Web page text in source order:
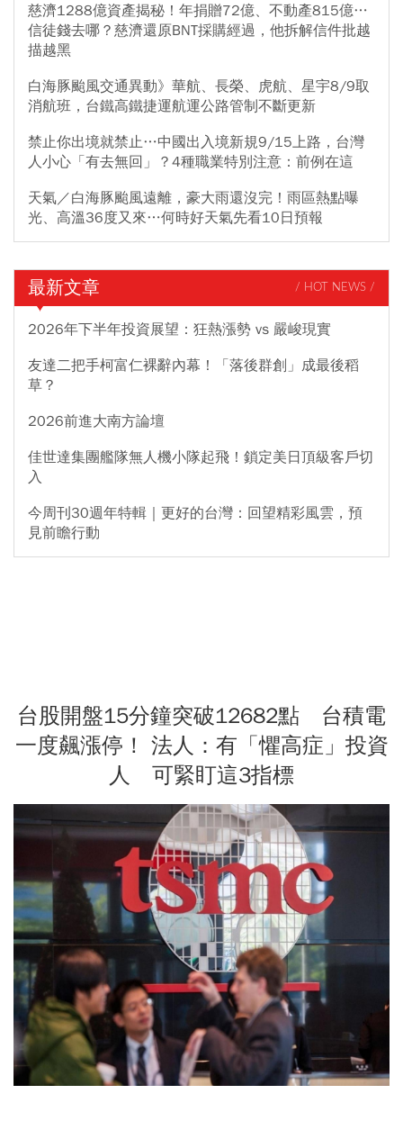
慈濟1288億資產揭秘！年捐贈72億、不動產815億…
信徒錢去哪？慈濟還原BNT採購經過，他拆解信件批越
描越黑
白海豚颱風交通異動》華航、長榮、虎航、星宇8/9取
消航班，台鐵高鐵捷運航運公路管制不斷更新
禁止你出境就禁止…中國出入境新規9/15上路，台灣
人小心「有去無回」？4種職業特別注意：前例在這
天氣／白海豚颱風遠離，豪大雨還沒完！雨區熱點曝
光、高溫36度又來…何時好天氣先看10日預報
最新文章 / HOT NEWS /
2026年下半年投資展望：狂熱漲勢 vs 嚴峻現實
友達二把手柯富仁裸辭內幕！「落後群創」成最後稻
草？
2026前進大南方論壇
佳世達集團艦隊無人機小隊起飛！鎖定美日頂級客戶切
入
今周刊30週年特輯｜更好的台灣：回望精彩風雲，預
見前瞻行動
台股開盤15分鐘突破12682點 台積電
一度飆漲停！ 法人：有「懼高症」投資
人 可緊盯這3指標